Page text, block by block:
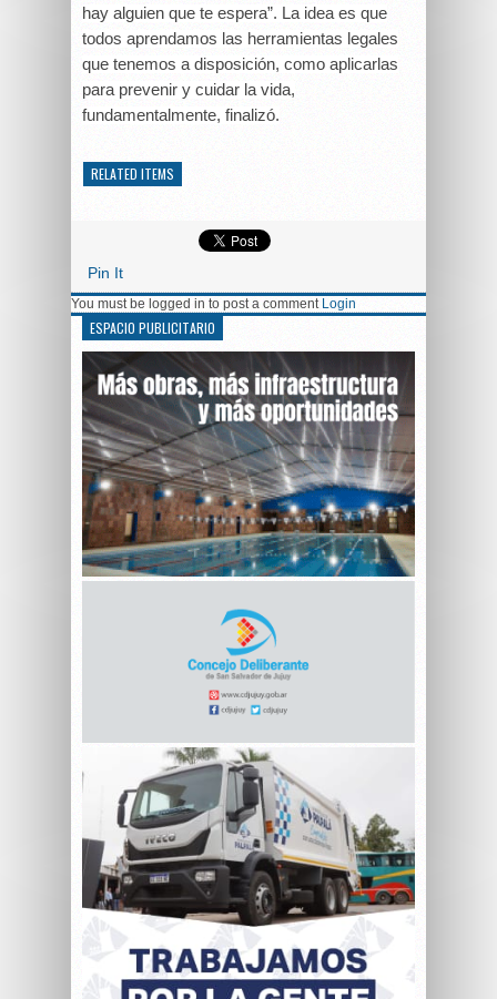
hay alguien que te espera”. La idea es que
todos aprendamos las herramientas legales
que tenemos a disposición, como aplicarlas
para prevenir y cuidar la vida,
fundamentalmente, finalizó.
RELATED ITEMS
Pin It
You must be logged in to post a comment Login
ESPACIO PUBLICITARIO